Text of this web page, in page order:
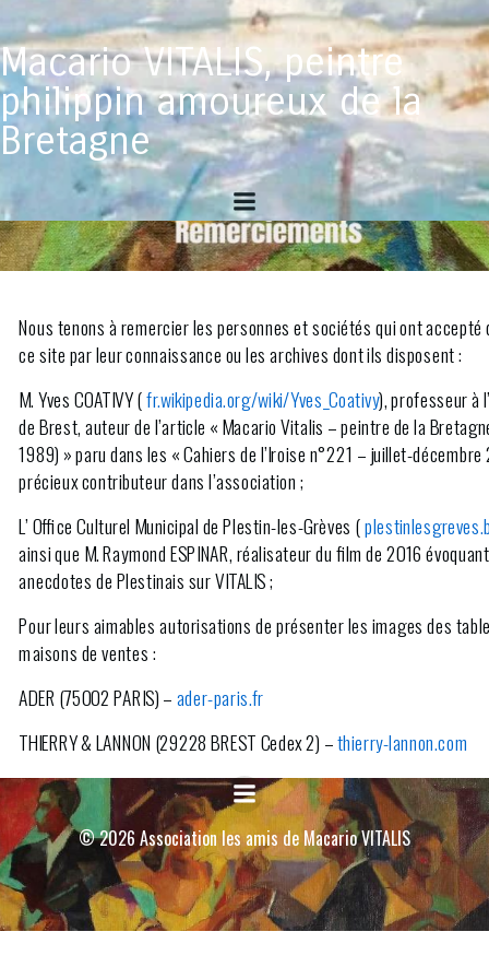
Aller
au
contenu
Macario VITALIS, peintre
philippin amoureux de la
Bretagne
Nous tenons à remercier les personnes et sociétés qui ont accepté
ce site par leur connaissance ou les archives dont ils disposent :
M.Yves COATIVY(fr.wikipedia.org/wiki/Yves_Coativy), professeur à
de Brest, auteur de l’article « Macario Vitalis – peintre de la
1989) » paru dans les « Cahiers de l’Iroise n°221 – juillet-
précieux contributeur dans l’association ;
L’ Office Culturel Municipal de Plestin-les-Grèves (
ainsi que M.Raymond ESPINAR, réalisateur du film de 2016
anecdotes de Plestinais sur VITALIS ;
Pour leurs aimables autorisations de présenter les images des
maisons de ventes :
ADER (75002 PARIS) – ader-paris.fr
THIERRY & LANNON (29228 BREST Cedex 2) –thierry-lannon.com
BOISGIRARD-ANTONINI(75009 PARIS) –boisgirard-antonini.com
PESTEL-DEBORD(75009 PARIS) –pestel-debord.com
© 2026 Association les amis de Macario VITALIS